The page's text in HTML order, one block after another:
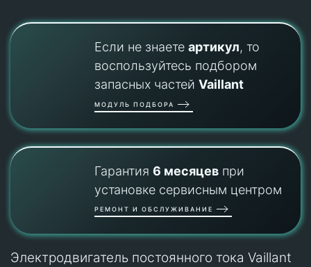
Если не знаете артикул, то
воспользуйтесь подбором
запасных частей Vaillant
МОДУЛЬ ПОДБОРА
Гарантия 6 месяцевпри
установке сервисным центром
РЕМОНТ И ОБСЛУЖИВАНИЕ
Электродвигатель постоянного тока Vaillant